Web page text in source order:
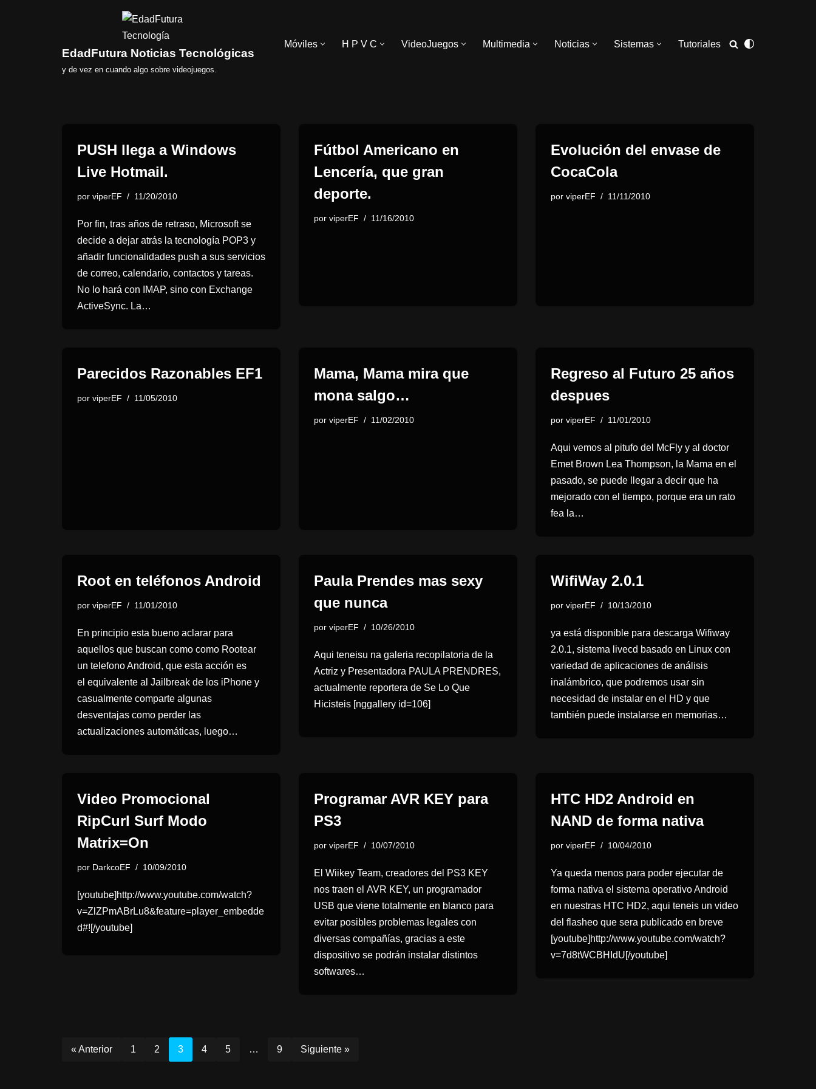
EdadFutura Noticias Tecnológicas
y de vez en cuando algo sobre videojuegos.
Móviles H P V C VideoJuegos Multimedia Noticias Sistemas Tutoriales
PUSH llega a Windows
Live Hotmail.
por viperEF 11/20/2010
Por fin, tras años de retraso, Microsoft se
decide a dejar atrás la tecnología POP3 y
añadir funcionalidades push a sus servicios
de correo, calendario, contactos y tareas.
No lo hará con IMAP, sino con Exchange
ActiveSync. La…
Fútbol Americano en
Lencería, que gran
deporte.
por viperEF 11/16/2010
Evolución del envase de
CocaCola
por viperEF 11/11/2010
Parecidos Razonables EF1
por viperEF 11/05/2010
Mama, Mama mira que
mona salgo…
por viperEF 11/02/2010
Regreso al Futuro 25 años
despues
por viperEF 11/01/2010
Aqui vemos al pitufo del McFly y al doctor
Emet Brown Lea Thompson, la Mama en el
pasado, se puede llegar a decir que ha
mejorado con el tiempo, porque era un rato
fea la…
Root en teléfonos Android
por viperEF 11/01/2010
En principio esta bueno aclarar para
aquellos que buscan como como Rootear
un telefono Android, que esta acción es
el equivalente al Jailbreak de los iPhone y
casualmente comparte algunas
desventajas como perder las
actualizaciones automáticas, luego…
Paula Prendes mas sexy
que nunca
por viperEF 10/26/2010
Aqui teneisu na galeria recopilatoria de la
Actriz y Presentadora PAULA PRENDRES,
actualmente reportera de Se Lo Que
Hicisteis [nggallery id=106]
WifiWay 2.0.1
por viperEF 10/13/2010
ya está disponible para descarga Wifiway
2.0.1, sistema livecd basado en Linux con
variedad de aplicaciones de análisis
inalámbrico, que podremos usar sin
necesidad de instalar en el HD y que
también puede instalarse en memorias…
Video Promocional
RipCurl Surf Modo
Matrix=On
por DarkcoEF 10/09/2010
[youtube]http://www.youtube.com/watch?
v=ZlZPmABrLu8&feature=player_embedde
d#![/youtube]
Programar AVR KEY para
PS3
por viperEF 10/07/2010
El Wiikey Team, creadores del PS3 KEY
nos traen el AVR KEY, un programador
USB que viene totalmente en blanco para
evitar posibles problemas legales con
diversas compañías, gracias a este
dispositivo se podrán instalar distintos
softwares…
HTC HD2 Android en
NAND de forma nativa
por viperEF 10/04/2010
Ya queda menos para poder ejecutar de
forma nativa el sistema operativo Android
en nuestras HTC HD2, aqui teneis un video
del flasheo que sera publicado en breve
[youtube]http://www.youtube.com/watch?
v=7d8tWCBHIdU[/youtube]
« Anterior 1 2 3 4 5 … 9 Siguiente »